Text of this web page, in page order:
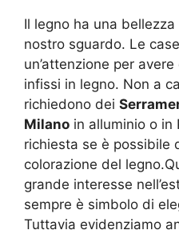
Il legno ha una
nostro sguardo. Le
un’attenzione per
infissi in legno. Non a
richiedono dei
Milano in alluminio o in
richiesta se è possibile
colorazione del
grande interesse
sempre è simbolo di
Tuttavia evidenziamo